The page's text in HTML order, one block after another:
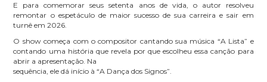
E para comemorar seus setenta anos de vida, o autor resolveu
remontar o espetáculo de maior sucesso de sua carreira e sair em
turnê em 2026.
O show começa com o compositor cantando sua música “A Lista” e
contando uma história que revela por que escolheu essa canção para
abrir a apresentação. Na
sequência, ele dá início à “A Dança dos Signos”.